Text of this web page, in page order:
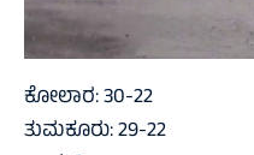
ಕೋಲಾರ: 30-22
ತುಮಕೂರು: 29-22